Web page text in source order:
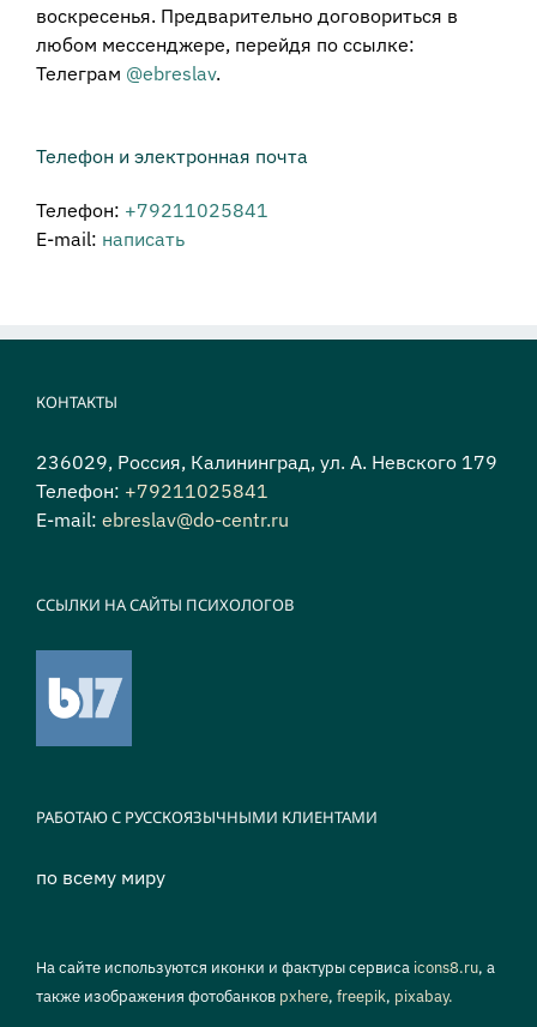
воскресенья. Предварительно договориться в
любом мессенджере, перейдя по ссылке:
Телеграм @ebreslav.
Телефон и электронная почта
Телефон: +79211025841
E-mail: написать
КОНТАКТЫ
236029, Россия, Калининград, ул. А. Невского 179
Телефон: +79211025841
E-mail: ebreslav@do-centr.ru
ССЫЛКИ НА САЙТЫ ПСИХОЛОГОВ
РАБОТАЮ С РУССКОЯЗЫЧНЫМИ КЛИЕНТАМИ
по всему миру
На сайте используются иконки и фактуры сервиса icons8.ru, а
также изображения фотобанков pxhere, freepik, pixabay.